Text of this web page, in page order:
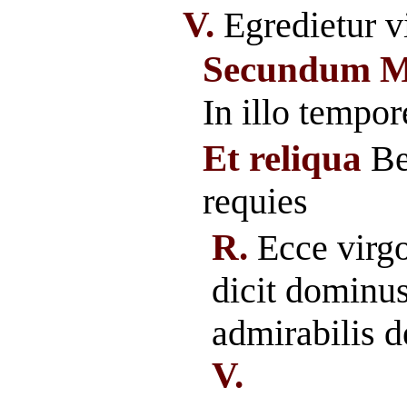
V. Egredietur
Secundum
In illo
Et reliqua
requies
R. Ecce
dicit
admirabilis
V.